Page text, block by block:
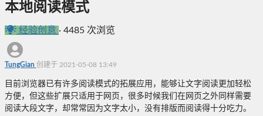
本地阅读模式
经验创意 · 4485 次浏览
TungGian 创建于 2021-05-08 13:49
目前浏览器已有许多阅读模式的拓展应用，能够让文字阅读更加轻松
方便，但这些扩展只适用于网页，很多时候我们在网页之外同样需要
阅读大段文字，却常常因为文字太小，没有排版而阅读得十分吃力。